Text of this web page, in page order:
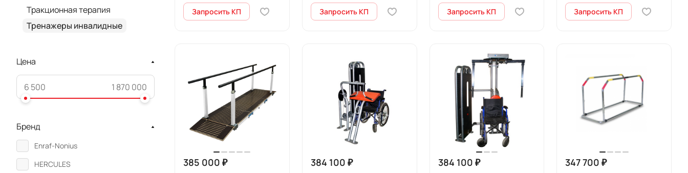
Запросить КП Запросить КП Запросить КП Запросить КП
385 000 ₽ 384 100 ₽ 384 100 ₽ 347 700 ₽
Тракционная терапия
Тренажеры инвалидные
Цена
Бренд
Enraf-Nonius
HERCULES